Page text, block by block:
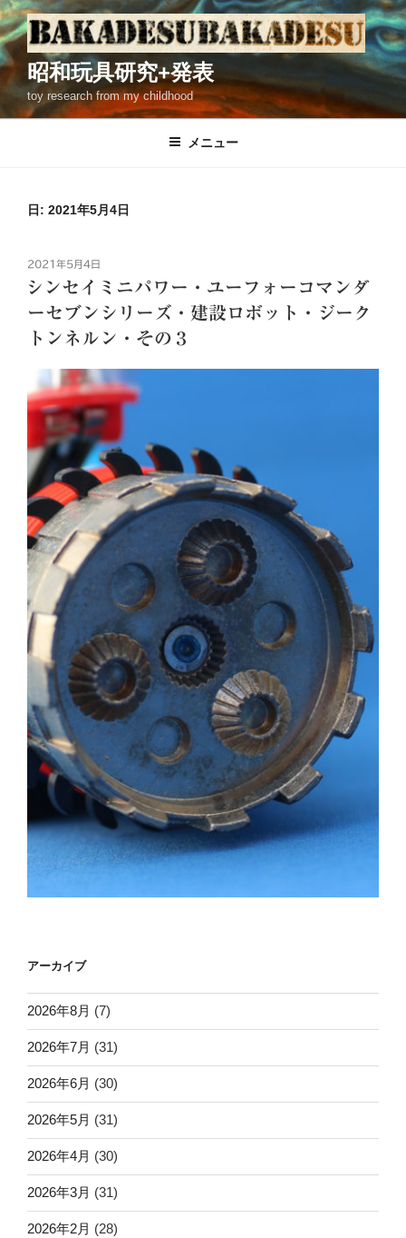
コ
ン
テ
ン
ツ
へ
昭和玩具研究+発表
toy research from my childhood
メニュー
日: 2021年5月4日
投
稿
日:
2021年5月4日
シンセイミニパワー・ユーフォーコマンダ
ーセブンシリーズ・建設ロボット・ジーク
トンネルン・その３
アーカイブ
2026年8月 (7)
2026年7月 (31)
2026年6月 (30)
2026年5月 (31)
2026年4月 (30)
2026年3月 (31)
2026年2月 (28)